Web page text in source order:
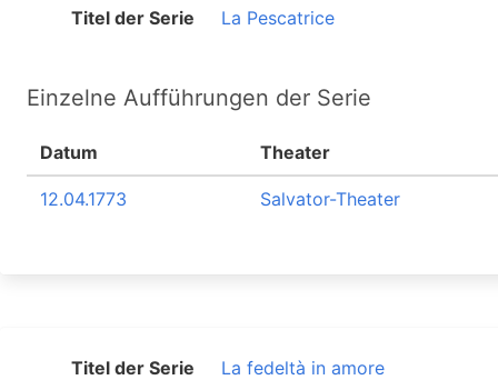
Titel der Serie La Pescatrice
Einzelne Aufführungen der Serie
Datum Theater
12.04.1773 Salvator-Theater
Titel der Serie La fedeltà in amore